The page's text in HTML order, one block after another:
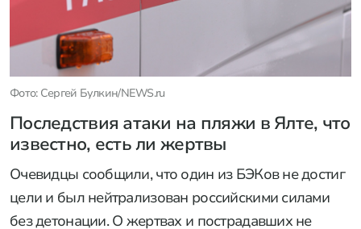
Фото: Сергей Булкин/NEWS.ru
Последствия атаки на пляжи в Ялте, что
известно, есть ли жертвы
Очевидцы сообщили, что один из БЭКов не достиг
цели и был нейтрализован российскими силами
без детонации. О жертвах и пострадавших не